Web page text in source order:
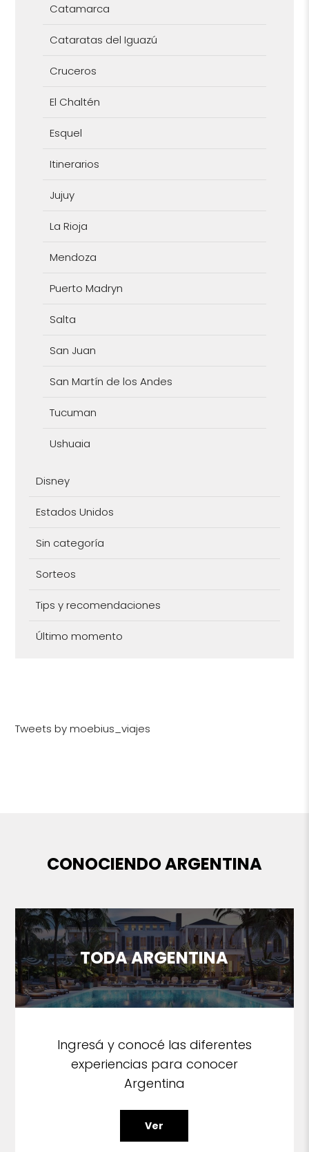
Catamarca
Cataratas del Iguazú
Cruceros
El Chaltén
Esquel
Itinerarios
Jujuy
La Rioja
Mendoza
Puerto Madryn
Salta
San Juan
San Martín de los Andes
Tucuman
Ushuaia
Disney
Estados Unidos
Sin categoría
Sorteos
Tips y recomendaciones
Último momento
Tweets by moebius_viajes
CONOCIENDO ARGENTINA
TODA ARGENTINA
Ingresá y conocé las diferentes
experiencias para conocer
Argentina
Ver